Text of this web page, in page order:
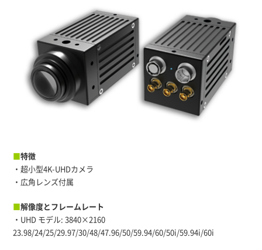
■特徴
・超小型4K-UHDカメラ
・広角レンズ付属
■解像度とフレームレート
・UHD モデル: 3840×2160
23.98/24/25/29.97/30/48/47.96/50/59.94/60/50i/59.94i/60i